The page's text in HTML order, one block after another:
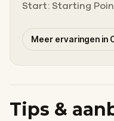
Start: Starting
Meer ervaringen in
Tips &